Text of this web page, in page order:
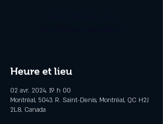
Heure et lieu
02 avr. 2024, 19 h 00
Montréal, 5043 R. Saint-Denis, Montréal, QC H2J
2L8, Canada